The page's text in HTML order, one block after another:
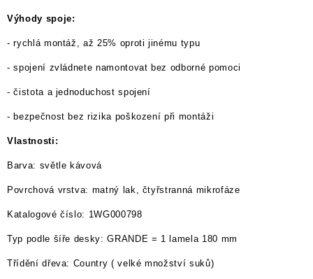
Výhody spoje:
- rychlá montáž, až 25% oproti jinému typu
- spojení zvládnete namontovat bez odborné pomoci
- čistota a jednoduchost spojení
- bezpečnost bez rizika poškození při montáži
Vlastnosti:
Barva: světle kávová
Povrchová vrstva: matný lak, čtyřstranná mikrofáze
Katalogové číslo: 1WG000798
Typ podle šíře desky: GRANDE = 1 lamela 180 mm
Třídění dřeva: Country ( velké množství suků)